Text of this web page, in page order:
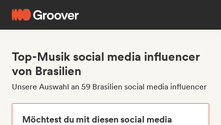
Top-Musik social media influencer
von Brasilien
Unsere Auswahl an 59 Brasilien social media influencer
Möchtest du mit diesen social media